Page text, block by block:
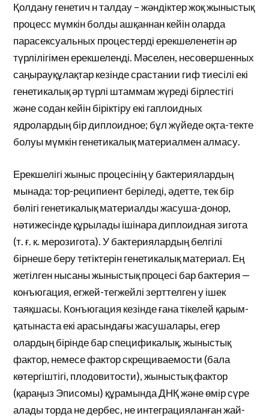
Қолдану генетич н талдау – жәндіктер жоқ жыныстық
процесс мүмкін болды ашқаннан кейін оларда
парасексуальных процестерді ерекшеленетін әр
түрлілігімен ерекшеленді. Мәселен, несовершенных
саңырауқұлақтар кезінде срастании гиф тиесілі екі
генетикалық әр түрлі штаммам жүреді бірлестігі
және содан кейін біріктіру екі гаплоидных
ядролардың бір диплоидное; бұл жүйеде оқта-текте
болуы мүмкін генетикалық материалмен алмасу.
Ерекшелігі жыныс процесінің у бактериялардың
мынада: тор-реципиент беріледі, әдетте, тек бір
бөлігі генетикалық материалды жасуша-донор,
нәтижесінде құрылады ішінара диплоидная зигота
(т. ғ. к. мерозигота). У бактериялардың белгілі
бірнеше беру тетіктерін генетикалық материал. Ең
жетілген нысаны жыныстық процесі бар бактерия —
конъюгация, егжей-тегжейлі зерттелген у ішек
таяқшасы. Конъюгация кезінде ғана тікелей қарым-
қатынаста екі арасындағы жасушалары, егер
олардың бірінде бар спецификалық, жыныстық
фактор, немесе фактор скрещиваемости (бала
көтергіштігі, плодовитости), жыныстық фактор
(қараңыз Эписомы) құрамында ДНҚ және өмір сүре
алады торда не дербес, не интеграцияланған жай-